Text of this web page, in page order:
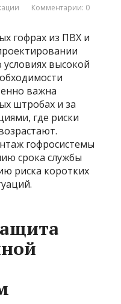
Комментарии: 0
гофрах из ПВХ и
высокой
важна
штробах и за
где риски
гофросистемы
срока службы
риска коротких